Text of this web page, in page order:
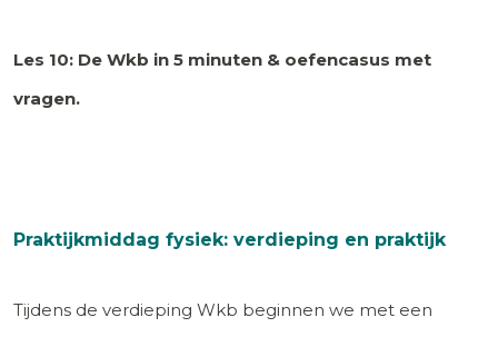
Les 10: De Wkb in 5 minuten & oefencasus met
vragen.
Praktijkmiddag fysiek: verdieping en praktijk
Tijdens de verdieping Wkb beginnen we met een